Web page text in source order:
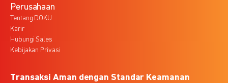
Perusahaan
Tentang DOKU
Karir
Hubungi Sales
Kebijakan Privasi
Transaksi Aman dengan Standar Keamanan